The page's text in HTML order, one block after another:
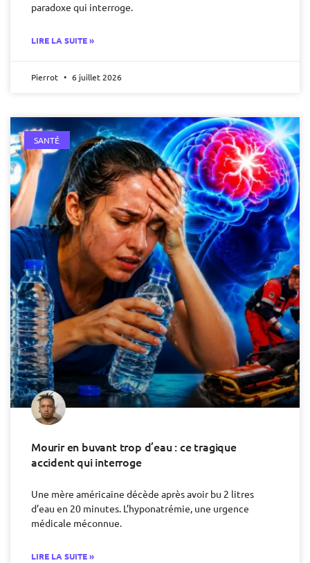
paradoxe qui interroge.
LIRE LA SUITE »
Pierrot 6 juillet 2026
SANTÉ
Mourir en buvant trop d’eau : ce tragique
accident qui interroge
Une mère américaine décède après avoir bu 2 litres
d’eau en 20 minutes. L’hyponatrémie, une urgence
médicale méconnue.
LIRE LA SUITE »